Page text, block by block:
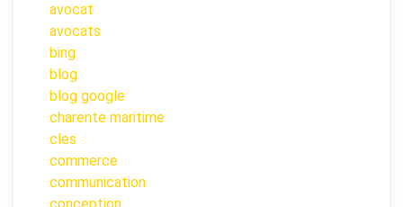
avocat
avocats
bing
blog
blog google
charente maritime
cles
commerce
communication
conception